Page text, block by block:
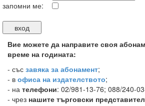
запомни ме:
Вие можете да направите своя
време на годината:
- със завяка за абонамент;
- в офиса на издателството;
- на телефони: 02/981-13-76; 088/240-
- чрез нашите търговски